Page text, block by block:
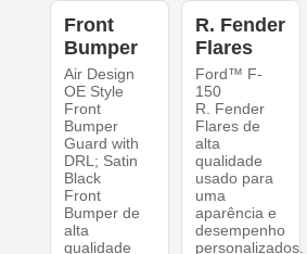
Front
Bumper
Air Design
OE Style
Front
Bumper
Guard with
DRL; Satin
Black
Front
Bumper de
alta
qualidade
R. Fender
Flares
Ford™ F-
150
R. Fender
Flares de
alta
qualidade
usado para
uma
aparência e
desempenho
personalizados.